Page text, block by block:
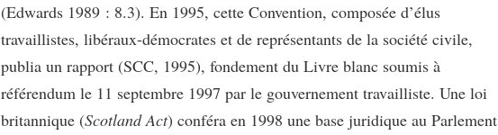
(Edwards 1989 : 8.3). En 1995, cette Convention, composée d’élus
travaillistes, libéraux-démocrates et de représentants de la société civile,
publia un rapport (SCC, 1995), fondement du Livre blanc soumis à
référendum le 11 septembre 1997 par le gouvernement travailliste. Une loi
britannique (Scotland Act) conféra en 1998 une base juridique au Parlement